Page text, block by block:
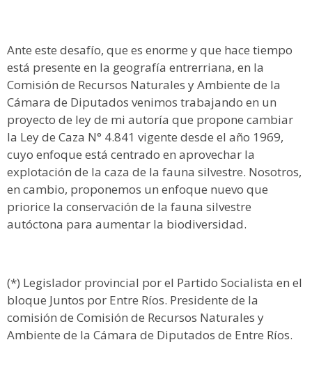
Ante este desafío, que es enorme y que hace tiempo
está presente en la geografía entrerriana, en la
Comisión de Recursos Naturales y Ambiente de la
Cámara de Diputados venimos trabajando en un
proyecto de ley de mi autoría que propone cambiar
la Ley de Caza N° 4.841 vigente desde el año 1969,
cuyo enfoque está centrado en aprovechar la
explotación de la caza de la fauna silvestre. Nosotros,
en cambio, proponemos un enfoque nuevo que
priorice la conservación de la fauna silvestre
autóctona para aumentar la biodiversidad.
(*) Legislador provincial por el Partido Socialista en el
bloque Juntos por Entre Ríos. Presidente de la
comisión de Comisión de Recursos Naturales y
Ambiente de la Cámara de Diputados de Entre Ríos.